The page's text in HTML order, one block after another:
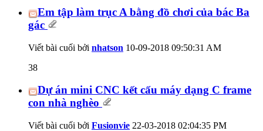
Em tập làm trục A bằng đồ chơi của bác Ba
gác
Viết bài cuối bởi nhatson 10-09-2018 09:50:31 AM
38
Dự án mini CNC kết cấu máy dạng C frame
con nhà nghèo
Viết bài cuối bởi Fusionvie 22-03-2018 02:04:35 PM